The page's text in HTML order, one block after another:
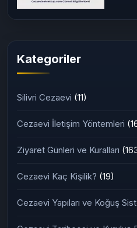
Kategoriler
Silivri Cezaevi (11)
Cezaevi İletişim Yöntemleri
Ziyaret Günleri ve Kuralları
Cezaevi Kaç Kişilik? (19)
Cezaevi Yapıları ve Koğuş